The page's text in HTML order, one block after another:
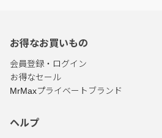
お得なお買いもの
会員登録・ログイン
お得なセール
MrMaxプライベートブランド
ヘルプ